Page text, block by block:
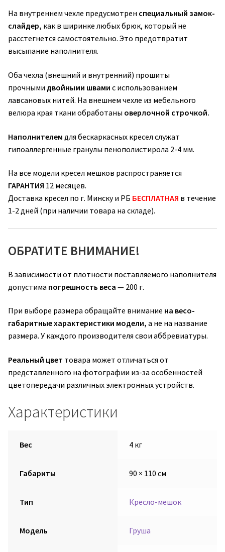
На внутреннем чехле предусмотрен специальный замок-
слайдер, как в ширинке любых брюк, который не
расстегнется самостоятельно. Это предотвратит
высыпание наполнителя.
Оба чехла (внешний и внутренний) прошиты
прочными двойными швами с использованием
лавсановых нитей. На внешнем чехле из мебельного
велюра края ткани обработаны оверлочной строчкой.
Наполнителем для бескаркасных кресел служат
гипоаллергенные гранулы пенополистирола 2-4 мм.
На все модели кресел мешков распространяется
ГАРАНТИЯ 12 месяцев.
Доставка кресел по г. Минску и РБ БЕСПЛАТНАЯ в течение
1-2 дней (при наличии товара на складе).
ОБРАТИТЕ ВНИМАНИЕ!
В зависимости от плотности поставляемого наполнителя
допустима погрешность веса — 200 г.
При выборе размера обращайте внимание на весо-
габаритные характеристики модели, а не на название
размера. У каждого производителя свои аббревиатуры.
Реальный цвет товара может отличаться от
представленного на фотографии из-за особенностей
цветопередачи различных электронных устройств.
Характеристики
Вес 4 кг
Габариты 90 × 110 см
Тип Кресло-мешок
Модель Груша